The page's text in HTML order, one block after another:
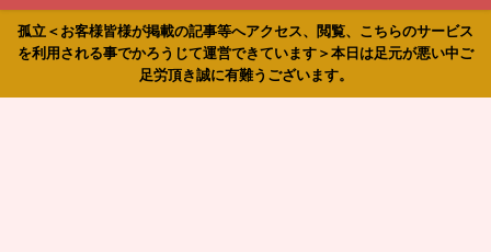
孤立＜お客様皆様が掲載の記事等へアクセス、閲覧、こちらのサービス
を利用される事でかろうじて運営できています＞本日は足元が悪い中ご
足労頂き誠に有難うございます。